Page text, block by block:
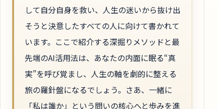
して自分自身を救い、人生の迷いから抜け出
そうと決意したすべての人に向けて書かれて
います。ここで紹介する深掘りメソッドと最
先端のAI活用法は、あなたの内面に眠る“真
実”を呼び覚まし、人生の軸を劇的に整える
旅の羅針盤になるでしょう。さあ、一緒に
「私は誰か」という問いの核心へと歩みを進